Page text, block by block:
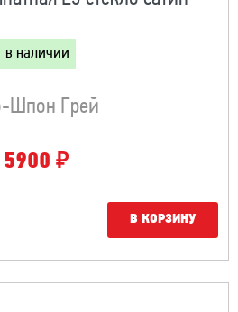
в наличии
Шпон Грей
5900 ₽
В КОРЗИНУ